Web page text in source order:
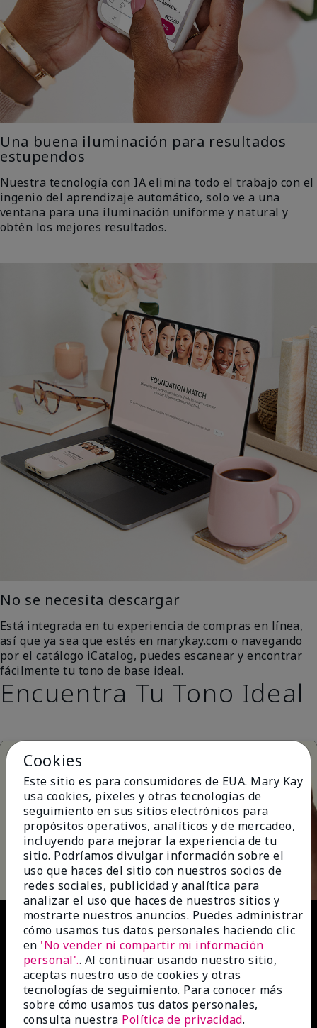
Una buena iluminación para resultados
estupendos
Nuestra tecnología con IA elimina todo el trabajo con el
ingenio del aprendizaje automático, solo ve a una
ventana para una iluminación uniforme y natural y
obtén los mejores resultados.
No se necesita descargar
Está integrada en tu experiencia de compras en línea,
así que ya sea que estés en marykay.com o navegando
por el catálogo iCatalog, puedes escanear y encontrar
fácilmente tu tono de base ideal.
Encuentra Tu Tono Ideal
Play
Video
Cookies
Este sitio es para consumidores de EUA. Mary Kay
usa cookies, pixeles y otras tecnologías de
seguimiento en sus sitios electrónicos para
propósitos operativos, analíticos y de mercadeo,
incluyendo para mejorar la experiencia de tu
sitio. Podríamos divulgar información sobre el
uso que haces del sitio con nuestros socios de
redes sociales, publicidad y analítica para
analizar el uso que haces de nuestros sitios y
mostrarte nuestros anuncios. Puedes administrar
cómo usamos tus datos personales haciendo clic
en 'No vender ni compartir mi información
personal'.. Al continuar usando nuestro sitio,
aceptas nuestro uso de cookies y otras
tecnologías de seguimiento. Para conocer más
sobre cómo usamos tus datos personales,
consulta nuestra Política de privacidad.